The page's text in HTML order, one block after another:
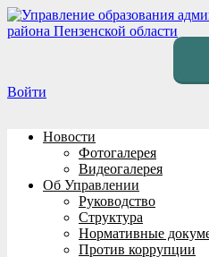
Перейти
к
Войти
Новости
Фотогалерея
Видеогалерея
Об Управлении
Руководство
Структура
Нормативные
Против коррупции